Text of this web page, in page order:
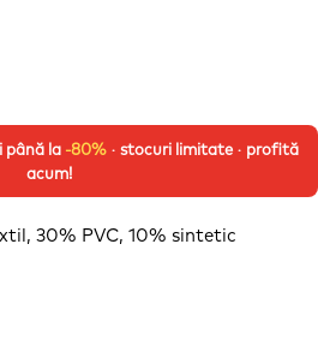
până la -80%· stocuri limitate · profită
acum!
30% PVC, 10% sintetic